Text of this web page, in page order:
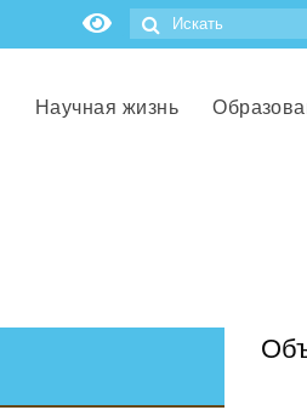
Научная жизнь